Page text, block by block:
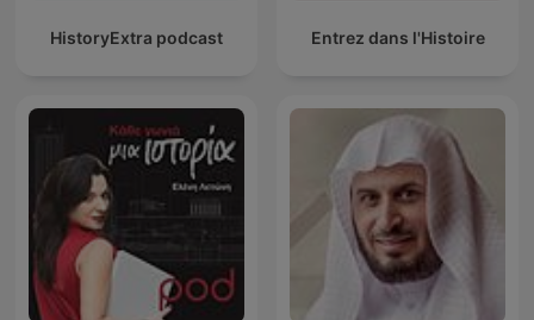
HistoryExtra podcast Entrez dans l'Histoire